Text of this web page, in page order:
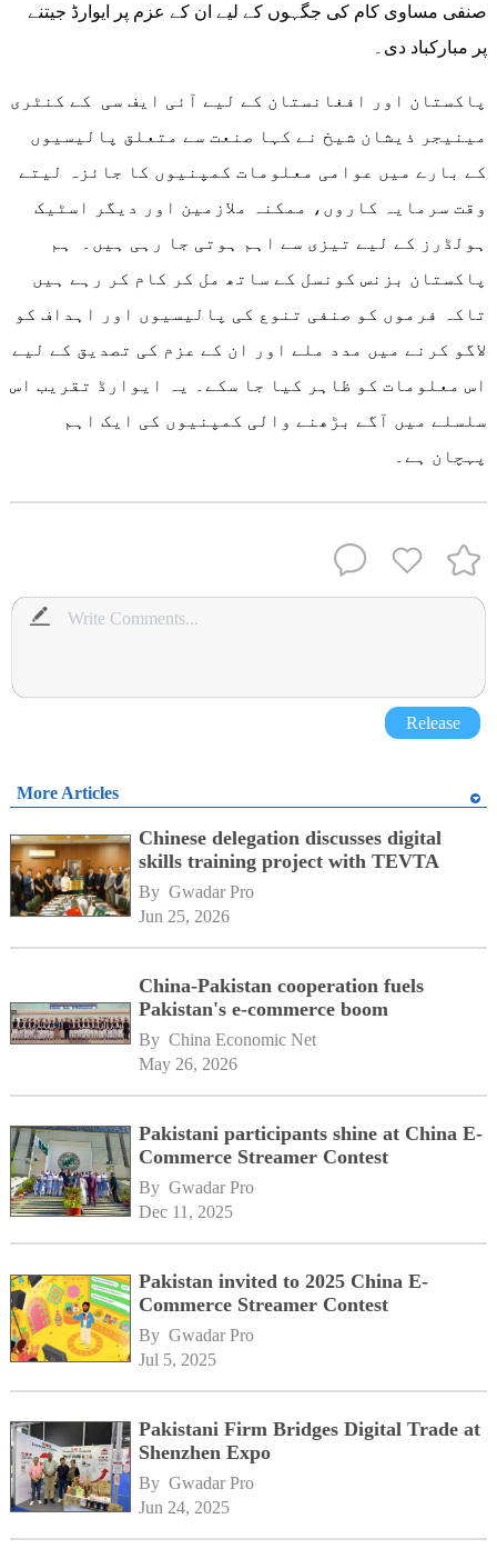
صنفی مساوی کام کی جگہوں کے لیے ان کے عزم پر ایوارڈ جیتنے
پر مبارکباد دی۔
پاکستان اور افغانستان کے لیے آئی ایف سی کے کنٹری
مینیجر ذیشان شیخ نے کہا صنعت سے متعلق پالیسیوں
کے بارے میں عوامی معلومات کمپنیوں کا جائزہ لیتے
وقت سرمایہ کاروں، ممکنہ ملازمین اور دیگر اسٹیک
ہولڈرز کے لیے تیزی سے اہم ہوتی جا رہی ہیں۔ ہم
پاکستان بزنس کونسل کے ساتھ مل کر کام کر رہے ہیں
تاکہ فرموں کو صنفی تنوع کی پالیسیوں اور اہداف کو
لاگو کرنے میں مدد ملے اور ان کے عزم کی تصدیق کے لیے
اس معلومات کو ظاہر کیا جا سکے۔ یہ ایوارڈ تقریب اس
سلسلے میں آگے بڑھنے والی کمپنیوں کی ایک اہم
پہچان ہے۔
Release
More Articles
Chinese delegation discusses digital
skills training project with TEVTA
By Gwadar Pro
Jun 25, 2026
China-Pakistan cooperation fuels
Pakistan's e-commerce boom
By China Economic Net
May 26, 2026
Pakistani participants shine at China E-
Commerce Streamer Contest
By Gwadar Pro
Dec 11, 2025
Pakistan invited to 2025 China E-
Commerce Streamer Contest
By Gwadar Pro
Jul 5, 2025
Pakistani Firm Bridges Digital Trade at
Shenzhen Expo
By Gwadar Pro
Jun 24, 2025